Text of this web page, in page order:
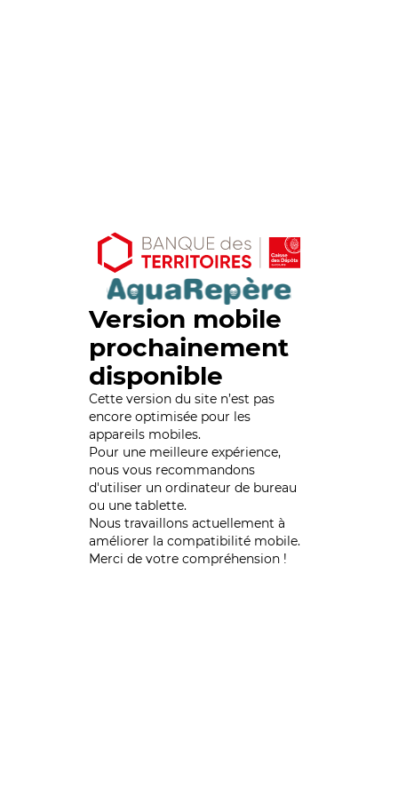
Version mobile
prochainement
disponible
Cette version du site n’est pas
encore optimisée pour les
appareils mobiles.
Pour une meilleure expérience,
nous vous recommandons
d'utiliser un ordinateur de bureau
ou une tablette.
Nous travaillons actuellement à
améliorer la compatibilité mobile.
Merci de votre compréhension !